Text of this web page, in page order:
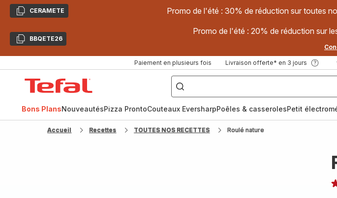
CopierCERAMETE Promo de l'été : 30% de réduction sur toutes
CopierBBQETE26
Promo de l'été : 20% de réduction sur
Paiement en plusieurs fois Livraison offerte* en 3 jours
["Poêles
inox,
Cake
Factory,
Bons PlansNouveautésPizza ProntoCouteaux EversharpPoêles & casserolesPetit
Accueil Recettes TOUTES NOS RECETTES Roulé nature